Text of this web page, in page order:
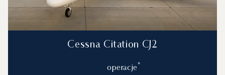
Cessna Citation CJ2
operacje*